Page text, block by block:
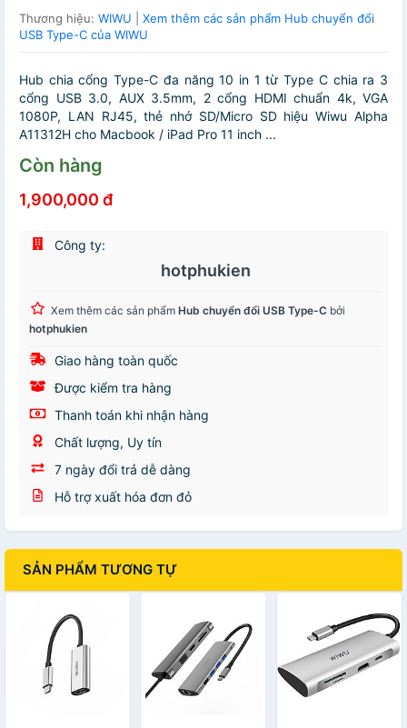
Thương hiệu: WIWU
Xem thêm các sản phẩm Hub chuyển đổi
USB Type-C của WIWU
Hub chia cổng Type-C đa năng 10 in 1 từ Type C chia ra 3
cổng USB 3.0, AUX 3.5mm, 2 cổng HDMI chuẩn 4k, VGA
1080P, LAN RJ45, thẻ nhớ SD/Micro SD hiệu Wiwu Alpha
A11312H cho Macbook / iPad Pro 11 inch ...
Còn hàng
1,900,000 đ
Công ty:
hotphukien
Xem thêm các sản phẩm Hub chuyển đổi USB Type-C bởi
hotphukien
Giao hàng toàn quốc
Được kiểm tra hàng
Thanh toán khi nhận hàng
Chất lượng, Uy tín
7 ngày đổi trả dễ dàng
Hỗ trợ xuất hóa đơn đỏ
SẢN PHẨM TƯƠNG TỰ